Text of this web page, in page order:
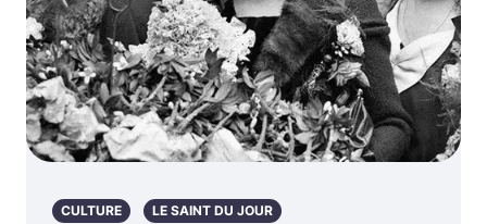
CULTURE LE SAINT DU JOUR